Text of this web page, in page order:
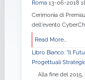
Roma 13-06-2018
Cerimonia di
dell'evento
Read More...
Libro Bianco: "Il
Progettuali
Alla fine del 2015,